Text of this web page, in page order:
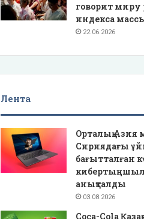
говорит миру
индекса
22.06.2026
Лента
Орталық Азия
Сириядағы
бағытталған
анықталды
03.08.2026
Coca-Cola